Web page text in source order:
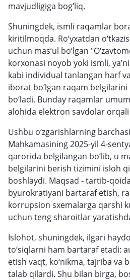
mavjudligiga bog‘liq.
Shuningdek, ismli raqamlar
kiritilmoqda. Ro‘yxatdan
uchun mas’ul bo‘lgan
korxonasi noyob yoki ismli, ya’ni
kabi individual tanlangan harf
iborat bo‘lgan raqam
bo‘ladi. Bunday raqamlar
alohida elektron savdolar
Ushbu o‘zgarishlarning
Mahkamasining 2025-yil 4-
qarorida belgilangan bo‘lib, u
belgilarini berish tizimini isloh
boshlaydi. Maqsad - tartib-
byurokratiyani bartaraf etish,
korrupsion sxemalarga qarshi
uchun teng sharoitlar
Islohot, shuningdek, ilgari
to‘siqlarni ham bartaraf etadi:
etish vaqt, ko‘nikma, tajriba va
talab qilardi. Shu bilan birga,